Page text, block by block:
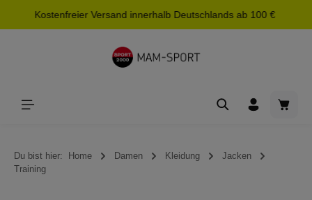
springen
Kostenfreier Versand innerhalb Deutschlands ab 100 €
Du bist hier: Home Damen Kleidung
Jacken
Training